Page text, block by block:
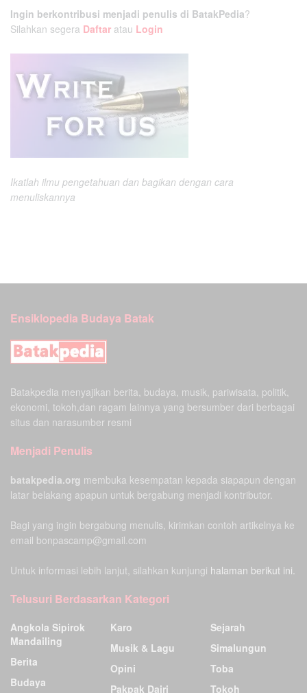
Ingin berkontribusi menjadi penulis di BatakPedia?
Silahkan segera Daftar atau Login
Ikatlah ilmu pengetahuan dan bagikan dengan cara
menuliskannya
Ensiklopedia Budaya Batak
Batakpedia menyajikan berita, budaya, musik, pariwisata, politik,
ekonomi, tokoh,dan ragam lainnya yang bersumber dari berbagai
situs dan narasumber resmi
Menjadi Penulis
batakpedia.org membuka kesempatan kepada siapapun dengan
latar belakang apapun untuk bergabung menjadi kontributor.
Bagi yang ingin bergabung menulis, kirimkan contoh artikelnya ke
email bonpascamp@gmail.com
Untuk informasi lebih lanjut, silahkan kunjungi halaman berikut ini.
Telusuri Berdasarkan Kategori
Angkola Sipirok
Mandailing
Berita
Budaya
Karo
Musik & Lagu
Opini
Pakpak Dairi
Sejarah
Simalungun
Toba
Tokoh